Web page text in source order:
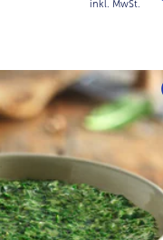
inkl. MwSt.